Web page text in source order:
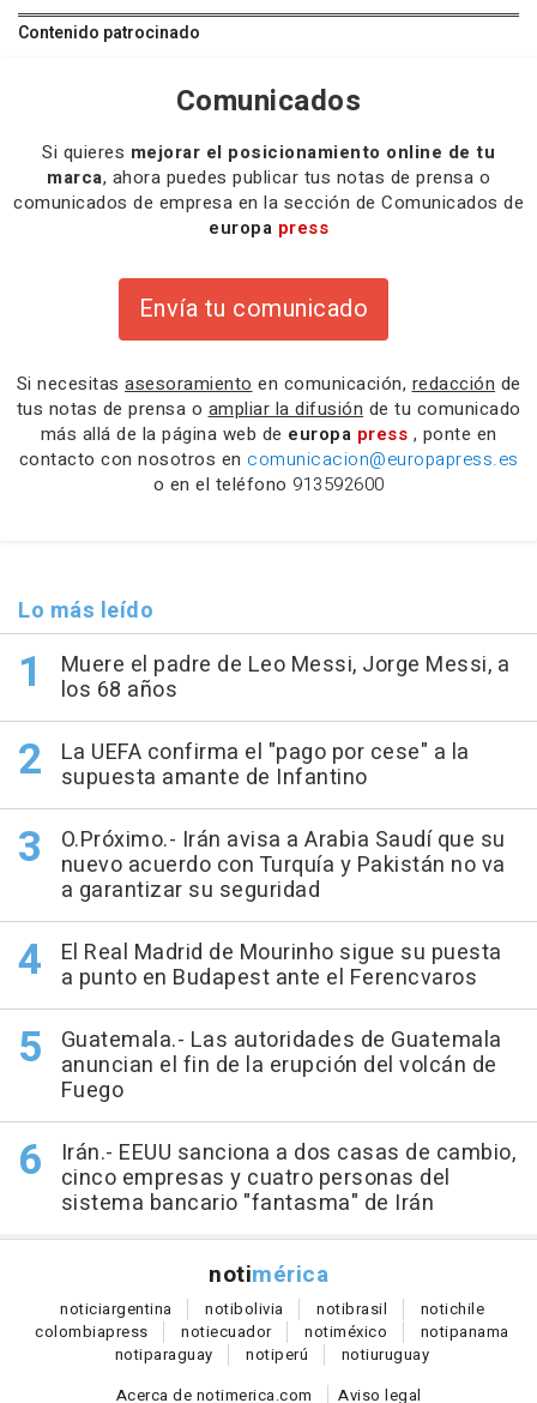
Contenido patrocinado
Comunicados
Si quieres mejorar el posicionamiento online de tu
marca, ahora puedes publicar tus notas de prensa o
comunicados de empresa en la sección de Comunicados de
europa press
Envía tu comunicado
Si necesitas asesoramiento en comunicación, redacción de
tus notas de prensa o ampliar la difusión de tu comunicado
más allá de la página web de europa press , ponte en
contacto con nosotros en comunicacion@europapress.es
o en el teléfono 913592600
Lo más leído
Muere el padre de Leo Messi, Jorge Messi, a
los 68 años
La UEFA confirma el "pago por cese" a la
supuesta amante de Infantino
O.Próximo.- Irán avisa a Arabia Saudí que su
nuevo acuerdo con Turquía y Pakistán no va
a garantizar su seguridad
El Real Madrid de Mourinho sigue su puesta
a punto en Budapest ante el Ferencvaros
Guatemala.- Las autoridades de Guatemala
anuncian el fin de la erupción del volcán de
Fuego
Irán.- EEUU sanciona a dos casas de cambio,
cinco empresas y cuatro personas del
sistema bancario "fantasma" de Irán
notimérica
noticiargentina notibolivia notibrasil notichile
colombiapress notiecuador notiméxico notipanama
notiparaguay notiperú notiuruguay
Acerca de notimerica.com
Aviso legal